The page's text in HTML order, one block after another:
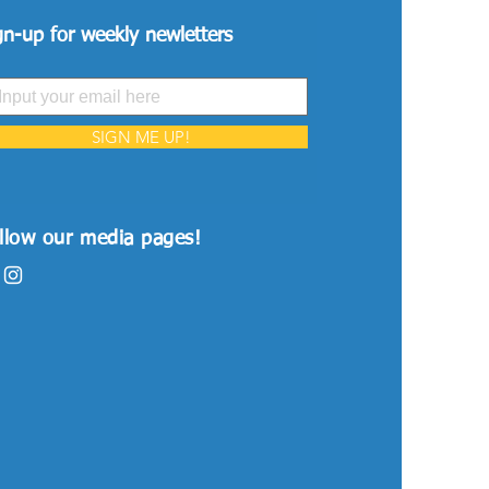
up for weekly newletters
SIGN ME UP!
our media pages!